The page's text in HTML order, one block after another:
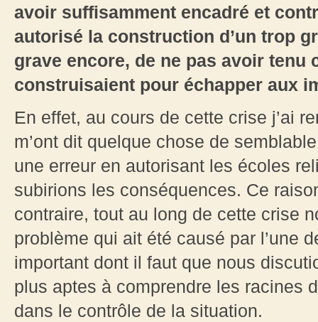
avoir suffisamment encadré et
autorisé la construction d’un trop
grave encore, de ne pas avoir tenu
construisaient pour échapper aux
En effet, au cours de cette crise j’ai
m’ont dit quelque chose de
une erreur en autorisant les écoles
subirions les conséquences. Ce
contraire, tout au long de cette crise
problème qui ait été causé par l’une
important dont il faut que nous
plus aptes à comprendre les racines
dans le contrôle de la situation.